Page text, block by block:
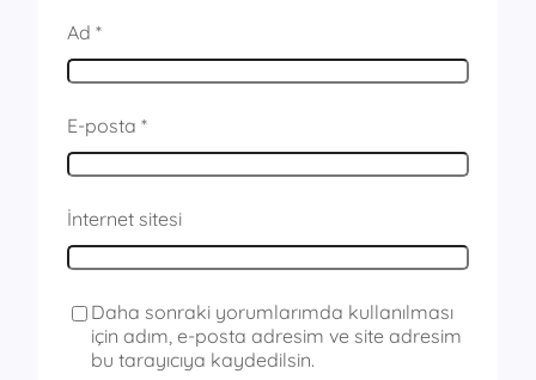
Ad *
E-posta *
İnternet sitesi
Daha sonraki yorumlarımda kullanılması
için adım, e-posta adresim ve site adresim
bu tarayıcıya kaydedilsin.